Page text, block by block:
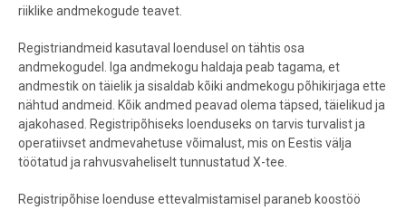
riiklike andmekogude teavet.
Registriandmeid kasutaval loendusel on tähtis osa
andmekogudel. Iga andmekogu haldaja peab tagama, et
andmestik on täielik ja sisaldab kõiki andmekogu põhikirjaga ette
nähtud andmeid. Kõik andmed peavad olema täpsed, täielikud ja
ajakohased. Registripõhiseks loenduseks on tarvis turvalist ja
operatiivset andmevahetuse võimalust, mis on Eestis välja
töötatud ja rahvusvaheliselt tunnustatud X-tee.
Registripõhise loenduse ettevalmistamisel paraneb koostöö